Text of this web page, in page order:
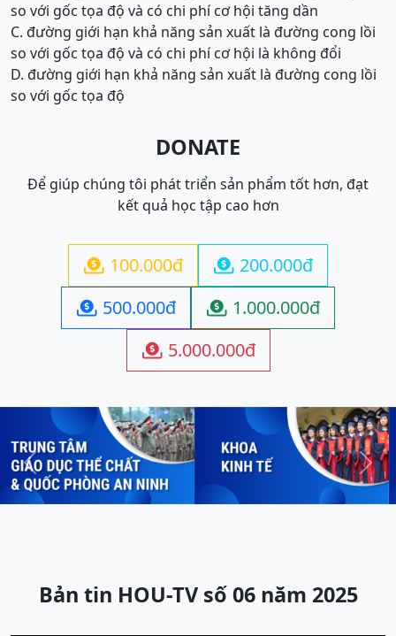
so với gốc tọa độ và có chi phí cơ hội tăng dần
C. đường giới hạn khả năng sản xuất là đường cong lồi
so với gốc tọa độ và có chi phí cơ hội là không đổi
D. đường giới hạn khả năng sản xuất là đường cong lồi
so với gốc tọa độ
DONATE
Để giúp chúng tôi phát triển sản phẩm tốt hơn, đạt
kết quả học tập cao hơn
 100.000đ  200.000đ
 500.000đ  1.000.000đ
 5.000.000đ
Previous Next
Bản tin HOU-TV số 06 năm 2025